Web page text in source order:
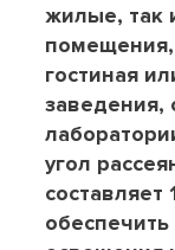
жилые, так
помещения,
гостиная
заведения,
угол
составляет